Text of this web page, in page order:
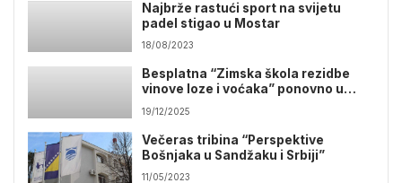
Najbrže rastući sport na svijetu
padel stigao u Mostar
18/08/2023
Besplatna “Zimska škola rezidbe
vinove loze i voćaka” ponovno u
Mostaru
19/12/2025
Večeras tribina “Perspektive
Bošnjaka u Sandžaku i Srbiji”
11/05/2023